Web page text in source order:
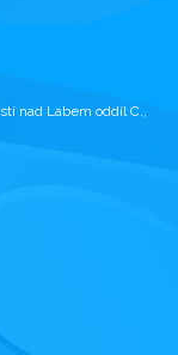
nad Labem oddíl C.,